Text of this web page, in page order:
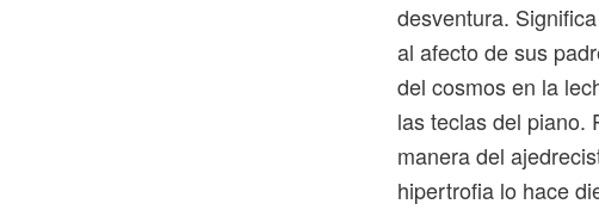
desventura.
al afecto de sus
del cosmos en la
las teclas del piano.
manera del
hipertrofia lo hace